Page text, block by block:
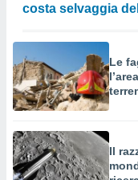
costa selvaggia
Le
Il